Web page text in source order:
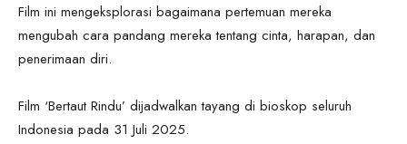
Film ini mengeksplorasi bagaimana pertemuan mereka
mengubah cara pandang mereka tentang cinta, harapan, dan
penerimaan diri.
Film ‘Bertaut Rindu’ dijadwalkan tayang di bioskop seluruh
Indonesia pada 31 Juli 2025.